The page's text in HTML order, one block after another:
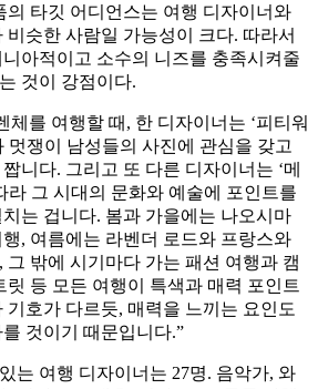
의 타깃 어디언스는 여행 디자이너와
비슷한 사람일 가능성이 크다. 따라서
아적이고 소수의 니즈를 충족시켜줄
것이 강점이다.
체를 여행할 때, 한 디자이너는 ‘피티워
멋쟁이 남성들의 사진에 관심을 갖고
니다. 그리고 또 다른 디자이너는 ‘메
라 그 시대의 문화와 예술에 포인트를
는 겁니다. 봄과 가을에는 나오시마
, 여름에는 라벤더 로드와 프랑스와
그 밖에 시기마다 가는 패션 여행과 캠
릿 등 모든 여행이 특색과 매력 포인트
기호가 다르듯, 매력을 느끼는 요인도
것이기 때문입니다.”
는 여행 디자이너는 27명. 음악가, 와